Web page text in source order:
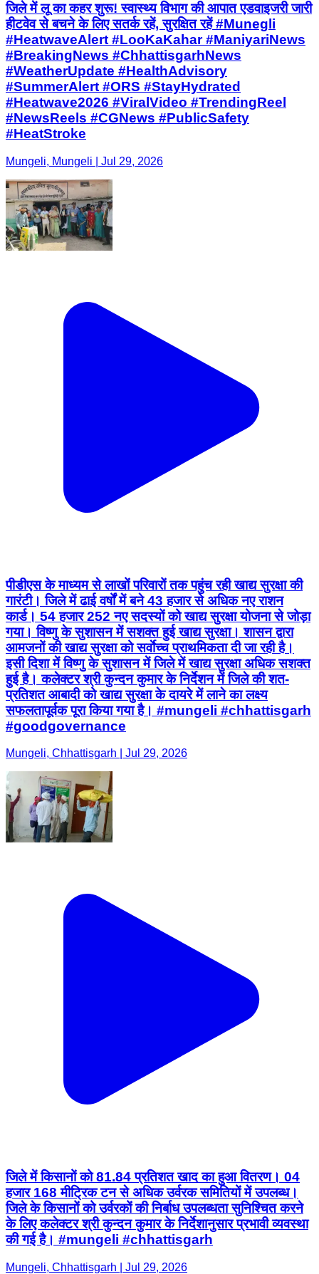
जिले में लू का कहर शुरू! स्वास्थ्य विभाग की आपात एडवाइजरी जारी
हीटवेव से बचने के लिए सतर्क रहें, सुरक्षित रहें #Munegli
#HeatwaveAlert #LooKaKahar #ManiyariNews
#BreakingNews #ChhattisgarhNews
#WeatherUpdate #HealthAdvisory
#SummerAlert #ORS #StayHydrated
#Heatwave2026 #ViralVideo #TrendingReel
#NewsReels #CGNews #PublicSafety
#HeatStroke
Mungeli, Mungeli | Jul 29, 2026
पीडीएस के माध्यम से लाखों परिवारों तक पहुंच रही खाद्य सुरक्षा की
गारंटी। जिले में ढाई वर्षों में बने 43 हजार से अधिक नए राशन
कार्ड। 54 हजार 252 नए सदस्यों को खाद्य सुरक्षा योजना से जोड़ा
गया। विष्णु के सुशासन में सशक्त हुई खाद्य सुरक्षा। शासन द्वारा
आमजनों की खाद्य सुरक्षा को सर्वाेच्च प्राथमिकता दी जा रही है।
इसी दिशा में विष्णु के सुशासन में जिले में खाद्य सुरक्षा अधिक सशक्त
हुई है। कलेक्टर श्री कुन्दन कुमार के निर्देशन में जिले की शत-
प्रतिशत आबादी को खाद्य सुरक्षा के दायरे में लाने का लक्ष्य
सफलतापूर्वक पूरा किया गया है। #mungeli #chhattisgarh
#goodgovernance
Mungeli, Chhattisgarh | Jul 29, 2026
जिले में किसानों को 81.84 प्रतिशत खाद का हुआ वितरण। 04
हजार 168 मीट्रिक टन से अधिक उर्वरक समितियों में उपलब्ध।
जिले के किसानों को उर्वरकों की निर्बाध उपलब्धता सुनिश्चित करने
के लिए कलेक्टर श्री कुन्दन कुमार के निर्देशानुसार प्रभावी व्यवस्था
की गई है। #mungeli #chhattisgarh
Mungeli, Chhattisgarh | Jul 29, 2026